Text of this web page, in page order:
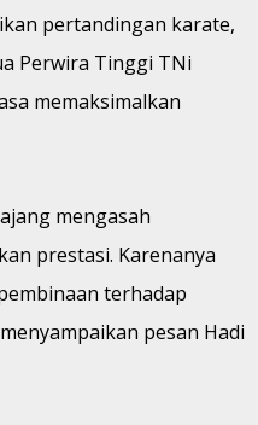
pertandingan karate,
Perwira Tinggi TNi
memaksimalkan
mengasah
prestasi. Karenanya
terhadap
pesan Hadi